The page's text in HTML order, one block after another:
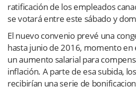
ratificación de los empleados
se votará entre este sábado y
El nuevo convenio prevé una
hasta junio de 2016, momento
un aumento salarial para
inflación. A parte de esa subida,
recibirían una serie de